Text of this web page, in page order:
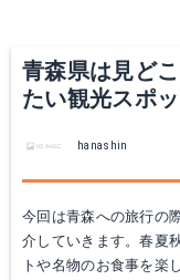
青森県は見ど
たい観光スポ
hanashin
今回は青森への旅行の
介していきます。春夏
トや名物のお食事を楽